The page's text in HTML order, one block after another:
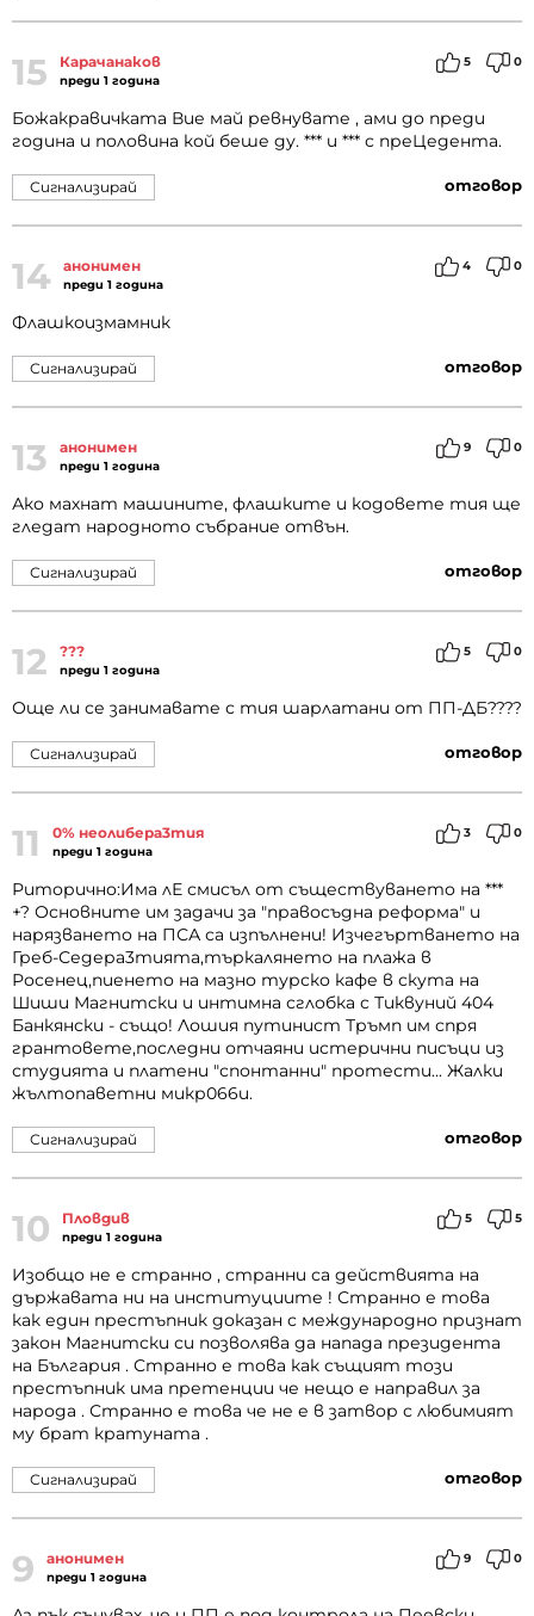
15 Карачанаков
преди 1 година
5 0
Божакравичката Вие май ревнувате , ами до преди
година и половина кой беше ду. *** и *** с преЦедента.
отговор
Сигнализирай
14 анонимен
преди 1 година
4 0
Флашкоизмамник
отговор
Сигнализирай
13 анонимен
преди 1 година
9 0
Ако махнат машините, флашките и кодовете тия ще
гледат народното събрание отвън.
отговор
Сигнализирай
12 ???
преди 1 година
5 0
Още ли се занимавате с тия шарлатани от ПП-ДБ????
отговор
Сигнализирай
11 0% неолибера3тия
преди 1 година
3 0
Риторично:Има лЕ смисъл от съществуването на ***
+? Основните им задачи за "правосъдна реформа" и
нарязването на ПСА са изпълнени! Изчегъртването на
Греб-Седера3тията,търкалянето на плажа в
Росенец,пиенето на мазно турско кафе в скута на
Шиши Магнитски и интимна сглобка с Тиквуний 404
Банкянски - също! Лошия путинист Тръмп им спря
грантовете,последни отчаяни истерични писъци из
студията и платени "спонтанни" протести... Жалки
жълтопаветни микр066и.
отговор
Сигнализирай
10 Пловдив
преди 1 година
5 5
Изобщо не е странно , странни са действията на
държавата ни на институциите ! Странно е това
как един престъпник доказан с международно признат
закон Магнитски си позволява да напада президента
на България . Странно е това как същият този
престъпник има претенции че нещо е направил за
народа . Странно е това че не е в затвор с любимият
му брат кратуната .
отговор
Сигнализирай
9 анонимен
преди 1 година
9 0